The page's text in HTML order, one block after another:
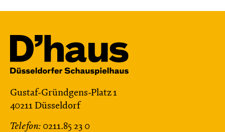
Gustaf-Gründgens-Platz 1
40211 Düsseldorf
Telefon: 0211.85 23 0